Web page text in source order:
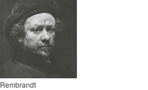
Rembrandt